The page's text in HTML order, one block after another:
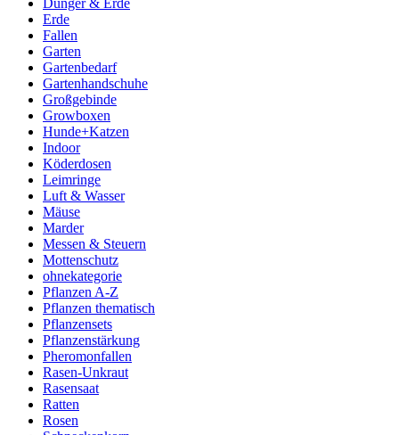
Dünger & Erde
Erde
Fallen
Garten
Gartenbedarf
Gartenhandschuhe
Großgebinde
Growboxen
Hunde+Katzen
Indoor
Köderdosen
Leimringe
Luft & Wasser
Mäuse
Marder
Messen & Steuern
Mottenschutz
ohnekategorie
Pflanzen A-Z
Pflanzen thematisch
Pflanzensets
Pflanzenstärkung
Pheromonfallen
Rasen-Unkraut
Rasensaat
Ratten
Rosen